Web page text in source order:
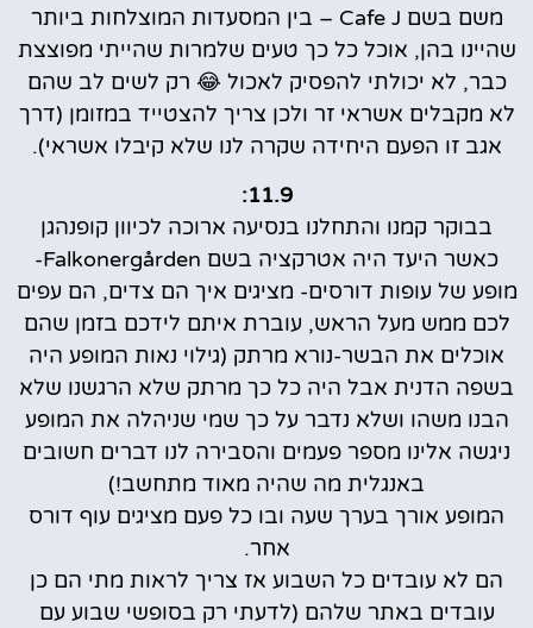
משם בשם Cafe J – בין המסעדות המוצלחות ביותר
שהיינו בהן, אוכל כל כך טעים שלמרות שהייתי מפוצצת
כבר, לא יכולתי להפסיק לאכול 😂 רק לשים לב שהם
לא מקבלים אשראי זר ולכן צריך להצטייד במזומן (דרך
אגב זו הפעם היחידה שקרה לנו שלא קיבלו אשראי).
11.9:
בבוקר קמנו והתחלנו בנסיעה ארוכה לכיוון קופנהגן
כאשר היעד היה אטרקציה בשם Falkonergården-
מופע של עופות דורסים- מציגים איך הם צדים, הם עפים
לכם ממש מעל הראש, עוברת איתם לידכם בזמן שהם
אוכלים את הבשר-נורא מרתק (גילוי נאות המופע היה
בשפה הדנית אבל היה כל כך מרתק שלא הרגשנו שלא
הבנו משהו ושלא נדבר על כך שמי שניהלה את המופע
ניגשה אלינו מספר פעמים והסבירה לנו דברים חשובים
באנגלית מה שהיה מאוד מתחשב!)
המופע אורך בערך שעה ובו כל פעם מציגים עוף דורס
אחר.
הם לא עובדים כל השבוע אז צריך לראות מתי הם כן
עובדים באתר שלהם (לדעתי רק בסופשי שבוע עם